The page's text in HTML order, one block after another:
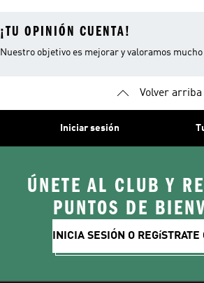
¡TU OPINIÓN CUENTA!
Nuestro objetivo es mejorar y valoramos
Volver arriba
Iniciar sesión
ÚNETE AL CLUB Y
PUNTOS DE
INICIA SESIÓN O REGíSTRATE